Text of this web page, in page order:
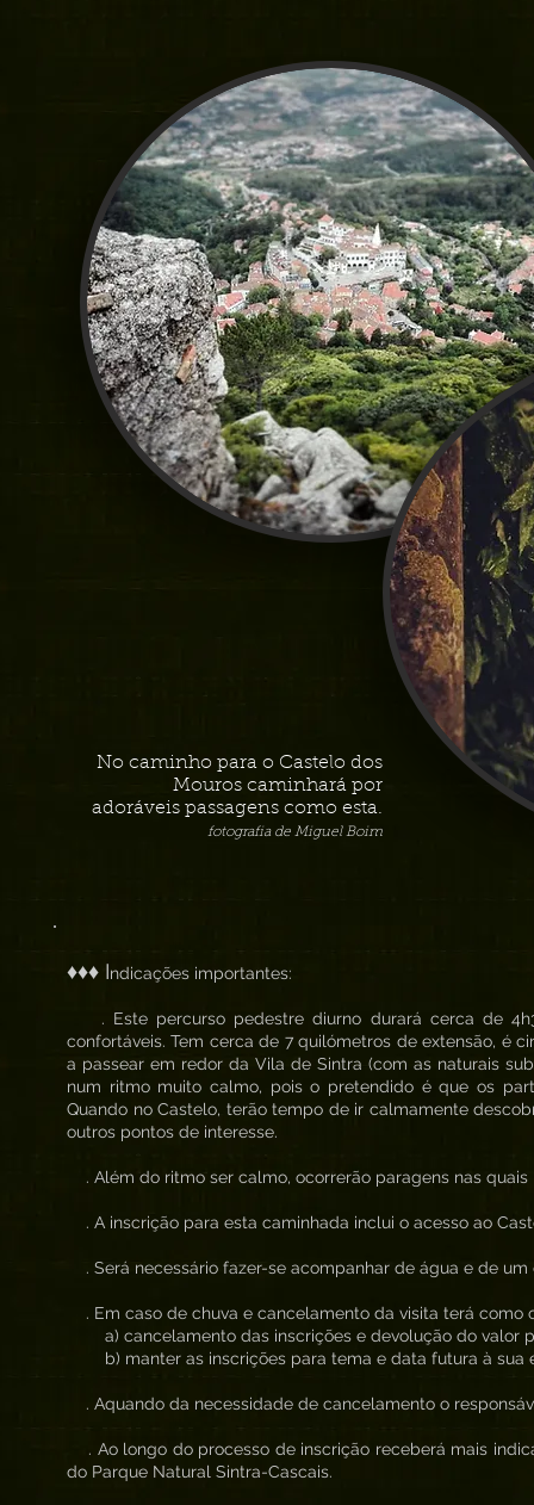
No caminho para o Castelo dos
Mouros caminhará por
adoráveis passagens como esta.
fotografia de Miguel Boim
♦♦♦ Indicações importantes:
. Este percurso pedestre diurno durará cerca de
confortáveis. Tem cerca de 7 quilómetros de extensão, é
a passear em redor da Vila de Sintra (com as naturais
num ritmo muito calmo, pois o pretendido é que os
Quando no Castelo, terão tempo de ir calmamente
outros pontos de interesse.
. Além do ritmo ser calmo, ocorrerão paragens nas
. A inscrição para esta caminhada inclui o acesso ao
. Será necessário fazer-se acompanhar de água e de um
. Em caso de chuva e cancelamento da visita terá como
a) cancelamento das inscrições e devolução do valor
b) manter as inscrições para tema e data futura à sua
. Aquando da necessidade de cancelamento o
. Ao longo do processo de inscrição receberá mais
do Parque Natural Sintra-Cascais.